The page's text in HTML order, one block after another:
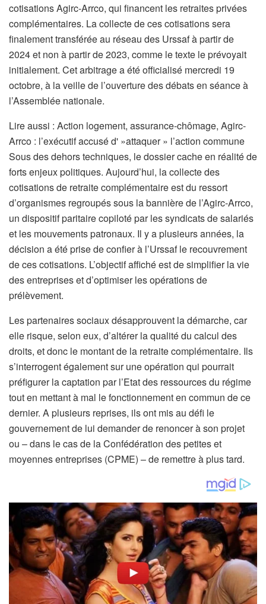
cotisations Agirc-Arrco, qui financent les retraites privées
complémentaires. La collecte de ces cotisations sera
finalement transférée au réseau des Urssaf à partir de
2024 et non à partir de 2023, comme le texte le prévoyait
initialement. Cet arbitrage a été officialisé mercredi 19
octobre, à la veille de l’ouverture des débats en séance à
l’Assemblée nationale.
Lire aussi : A
r
t
i
c
l
e
r
é
s
e
r
é
à
n
o
s
a
b
o
n
n
Action logement, assurance-chômage, Agirc-
Arrco : l’exécutif accusé d' »attaquer » l’action commune
Sous des dehors techniques, le dossier cache en réalité de
forts enjeux politiques. Aujourd’hui, la collecte des
cotisations de retraite complémentaire est du ressort
d’organismes regroupés sous la bannière de l’Agirc-Arrco,
un dispositif paritaire copiloté par les syndicats de salariés
et les mouvements patronaux. Il y a plusieurs années, la
décision a été prise de confier à l’Urssaf le recouvrement
de ces cotisations. L’objectif affiché est de simplifier la vie
des entreprises et d’optimiser les opérations de
prélèvement.
Les partenaires sociaux désapprouvent la démarche, car
elle risque, selon eux, d’altérer la qualité du calcul des
droits, et donc le montant de la retraite complémentaire. Ils
s’interrogent également sur une opération qui pourrait
préfigurer la captation par l’Etat des ressources du régime
tout en mettant à mal le fonctionnement en commun de ce
dernier. A plusieurs reprises, ils ont mis au défi le
gouvernement de lui demander de renoncer à son projet
ou – dans le cas de la Confédération des petites et
moyennes entreprises (CPME) – de remettre à plus tard.